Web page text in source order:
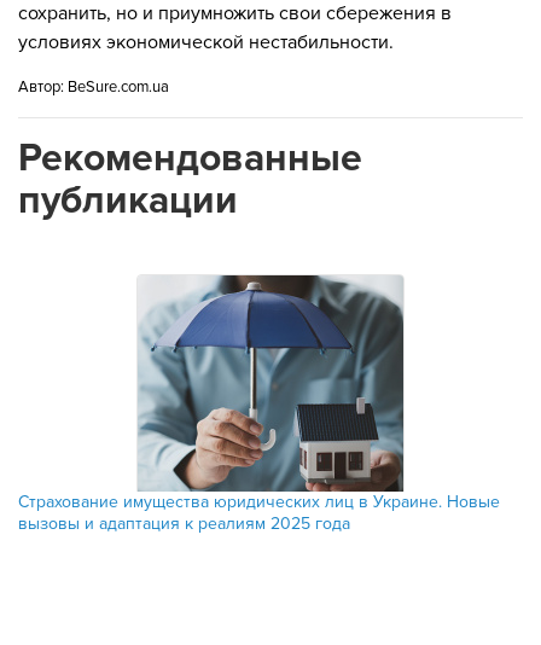
сохранить, но и приумножить свои сбережения в
условиях экономической нестабильности.
Автор: BeSure.com.ua
Рекомендованные
публикации
Страхование имущества юридических лиц в Украине. Новые
вызовы и адаптация к реалиям 2025 года